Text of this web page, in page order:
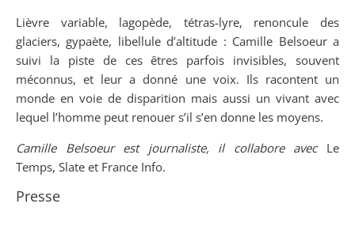
Lièvre variable, lagopède, tétras-lyre, renoncule des
glaciers, gypaète, libellule d’altitude : Camille Belsoeur a
suivi la piste de ces êtres parfois invisibles, souvent
méconnus, et leur a donné une voix. Ils racontent un
monde en voie de disparition mais aussi un vivant avec
lequel l’homme peut renouer s’il s’en donne les moyens.
Camille Belsoeur est journaliste, il collabore avec Le
Temps, Slate et France Info.
Presse